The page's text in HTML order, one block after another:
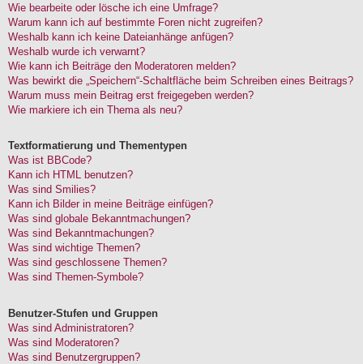
Wie bearbeite oder lösche ich eine Umfrage?
Warum kann ich auf bestimmte Foren nicht zugreifen?
Weshalb kann ich keine Dateianhänge anfügen?
Weshalb wurde ich verwarnt?
Wie kann ich Beiträge den Moderatoren melden?
Was bewirkt die „Speichern“-Schaltfläche beim Schreiben eines Beitrags?
Warum muss mein Beitrag erst freigegeben werden?
Wie markiere ich ein Thema als neu?
Textformatierung und Thementypen
Was ist BBCode?
Kann ich HTML benutzen?
Was sind Smilies?
Kann ich Bilder in meine Beiträge einfügen?
Was sind globale Bekanntmachungen?
Was sind Bekanntmachungen?
Was sind wichtige Themen?
Was sind geschlossene Themen?
Was sind Themen-Symbole?
Benutzer-Stufen und Gruppen
Was sind Administratoren?
Was sind Moderatoren?
Was sind Benutzergruppen?